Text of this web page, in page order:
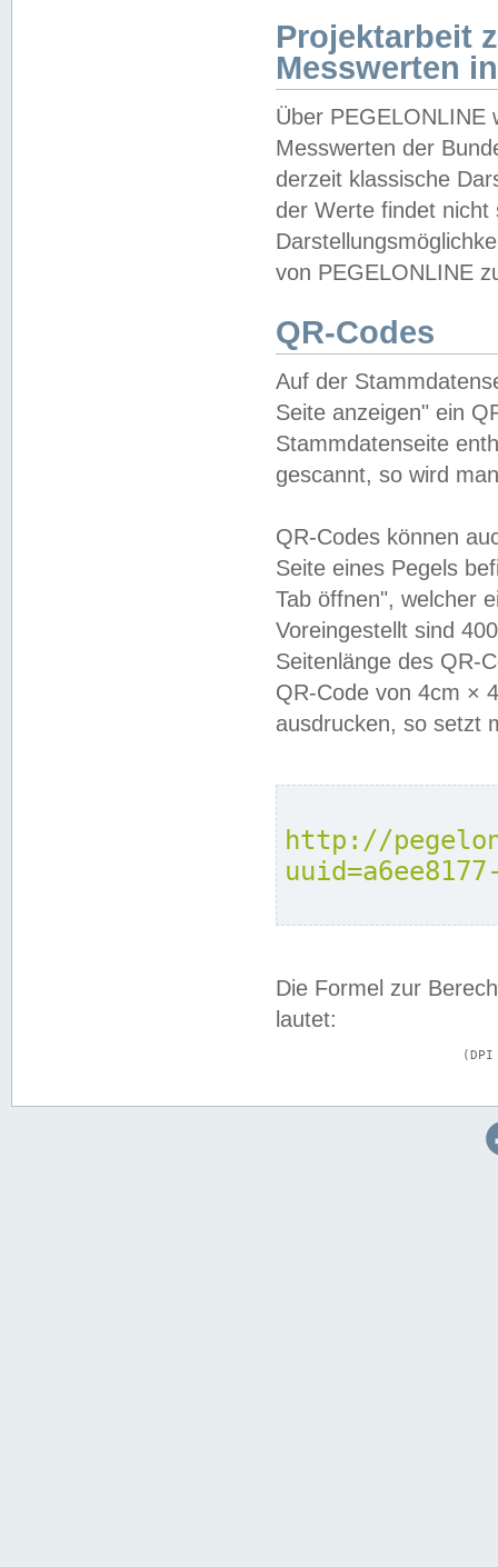
Projektarbeit
Messwerten
Über PEGELONLINE
Messwerten der
derzeit klassische
der Werte findet
von PEGELONLINE
QR-Codes
Auf der
Seite anzeigen" ein
Stammdatenseite
gescannt, so wird
QR-Codes können
Seite eines Pegels
Tab öffnen", welcher
Voreingestellt sind
Seitenlänge des QR-
QR-Code von 4cm ×
ausdrucken, so setzt
http://
Die Formel zur
lautet: